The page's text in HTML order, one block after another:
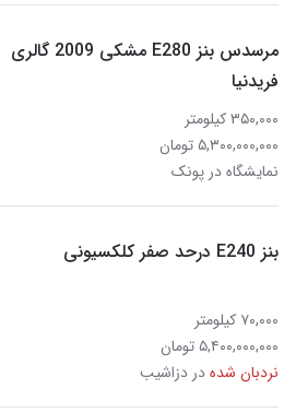
مرسدس بنز E280 مشکی 2009 گالری
فریدنیا
۳۵۰,۰۰۰ کیلومتر
۵,۳۰۰,۰۰۰,۰۰۰ تومان
نمایشگاه در پونک
بنز E240 درحد صفر کلکسیونی
۷۰,۰۰۰ کیلومتر
۵,۴۰۰,۰۰۰,۰۰۰ تومان
نردبان شدهدر دزاشیب